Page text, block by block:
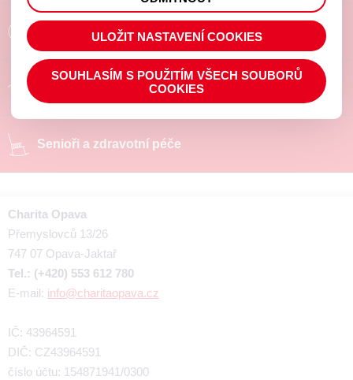
Poradíme a pomůžeme
Chráněné pracoviště
Senioři a zdravotní péče
Charita Opava
Přemyslovců 13/26
747 07 Opava-Jaktař
Tel.: (+420) 553 612 780
E-mail: info@charitaopava.cz
IČ: 43964591
DIČ: CZ43964591
číslo účtu: 154871941/0300
prohlížené zboží apod.
ULOŽIT NASTAVENÍ COOKIES
SOUHLASÍM S POUŽITÍM VŠECH SOUBORŮ
COOKIES